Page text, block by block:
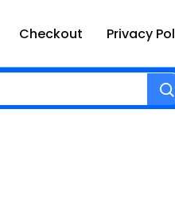
Checkout Privacy